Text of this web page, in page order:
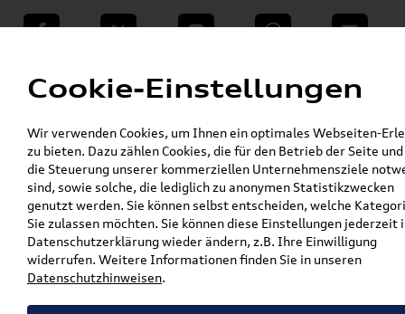
teilen Twitter Instagram WhatsApp E-Mail
VW Shop - VW Originalteile und Zubehör »
Audi Produkte » Audi Original Zubehör »
Komfort & Schutz » Sonnenschutzsysteme
»
Original Audi Q5/SQ5 (FY)
Sonnenschutzsystem 3er-Set 80A064160
Original Audi Q5/SQ5 (FY)
Sonnenschutzsystem 3er-Set
Cookie-Einstellungen
Wir verwenden Cookies, um Ihnen ein optimales Webseiten-
zu bieten. Dazu zählen Cookies, die für den Betrieb der Seite
die Steuerung unserer kommerziellen Unternehmensziele
sind, sowie solche, die lediglich zu anonymen Statistikzwecken
genutzt werden. Sie können selbst entscheiden, welche
Sie zulassen möchten. Sie können diese Einstellungen jederzeit
Datenschutzerklärung wieder ändern, z.B. Ihre Einwilligung
widerrufen. Weitere Informationen finden Sie in unseren
Datenschutzhinweisen.